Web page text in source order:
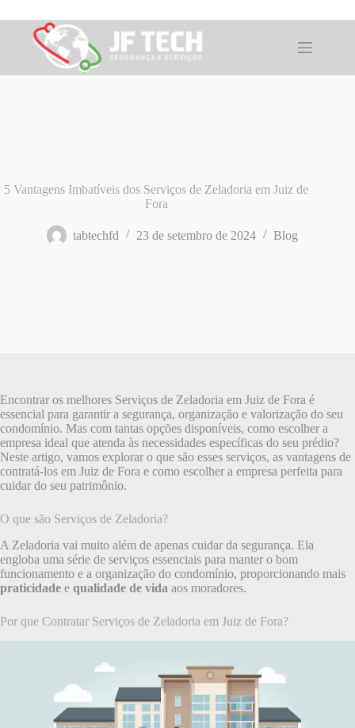
para
conteúdo
5 Vantagens Imbatíveis dos Serviços de Zeladoria em Juiz de
Fora
tabtechfd 23 de setembro de 2024 Blog
Encontrar os melhores Serviços de Zeladoria em Juiz de Fora é
essencial para garantir a segurança, organização e valorização do seu
condomínio. Mas com tantas opções disponíveis, como escolher a
empresa ideal que atenda às necessidades específicas do seu prédio?
Neste artigo, vamos explorar o que são esses serviços, as vantagens de
contratá-los em Juiz de Fora e como escolher a empresa perfeita para
cuidar do seu patrimônio.
O que são Serviços de Zeladoria?
A Zeladoria vai muito além de apenas cuidar da segurança. Ela
engloba uma série de serviços essenciais para manter o bom
funcionamento e a organização do condomínio, proporcionando mais
praticidade e qualidade de vida aos moradores.
Por que Contratar Serviços de Zeladoria em Juiz de Fora?